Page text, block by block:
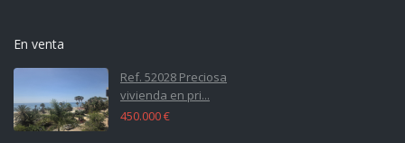
En venta
Ref. 52028 Preciosa
vivienda en pri...
450.000 €